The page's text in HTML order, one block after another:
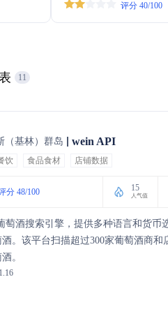
评分 40/100
11
（基林）群岛 wein API
饮 食品食材 店铺数据
分 48/100 15
人气值
萄酒搜索引擎，提供多种语言和货
。该平台扫描超过300家葡萄酒商
。